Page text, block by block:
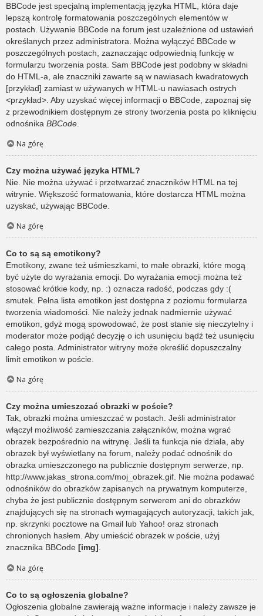
BBCode jest specjalną implementacją języka HTML, która daje
lepszą kontrolę formatowania poszczególnych elementów w
postach. Używanie BBCode na forum jest uzależnione od ustawień
określanych przez administratora. Można wyłączyć BBCode w
poszczególnych postach, zaznaczając odpowiednią funkcję w
formularzu tworzenia posta. Sam BBCode jest podobny w składni
do HTML-a, ale znaczniki zawarte są w nawiasach kwadratowych
[przykład] zamiast w używanych w HTML-u nawiasach ostrych
<przykład>. Aby uzyskać więcej informacji o BBCode, zapoznaj się
z przewodnikiem dostępnym ze strony tworzenia posta po kliknięciu
odnośnika BBCode
Na górę
Czy można używać języka HTML?
Nie. Nie można używać i przetwarzać znaczników HTML na tej
witrynie. Większość formatowania, które dostarcza HTML można
uzyskać, używając BBCode.
Na górę
Co to są są emotikony?
Emotikony, zwane też uśmieszkami, to małe obrazki, które mogą
być użyte do wyrażania emocji. Do wyrażania emocji można też
stosować krótkie kody, np. :) oznacza radość, podczas gdy :(
smutek. Pełna lista emotikon jest dostępna z poziomu formularza
tworzenia wiadomości. Nie należy jednak nadmiernie używać
emotikon, gdyż mogą spowodować, że post stanie się nieczytelny i
moderator może podjąć decyzję o ich usunięciu bądź też usunięciu
całego posta. Administrator witryny może określić dopuszczalny
limit emotikon w poście.
Na górę
Czy można umieszczać obrazki w poście?
Tak, obrazki można umieszczać w postach. Jeśli administrator
włączył możliwość zamieszczania załączników, można wgrać
obrazek bezpośrednio na witrynę. Jeśli ta funkcja nie działa, aby
obrazek był wyświetlany na forum, należy podać odnośnik do
obrazka umieszczonego na publicznie dostępnym serwerze, np.
http://www.jakas_strona.com/moj_obrazek.gif. Nie można podawać
odnośników do obrazków zapisanych na prywatnym komputerze,
chyba że jest publicznie dostępnym serwerem ani do obrazków
znajdujących się na stronach wymagających autoryzacji, takich jak,
np. skrzynki pocztowe na Gmail lub Yahoo! oraz stronach
chronionych hasłem. Aby umieścić obrazek w poście, użyj
znacznika BBCode [img].
Na górę
Co to są ogłoszenia globalne?
Ogłoszenia globalne zawierają ważne informacje i należy zawsze je